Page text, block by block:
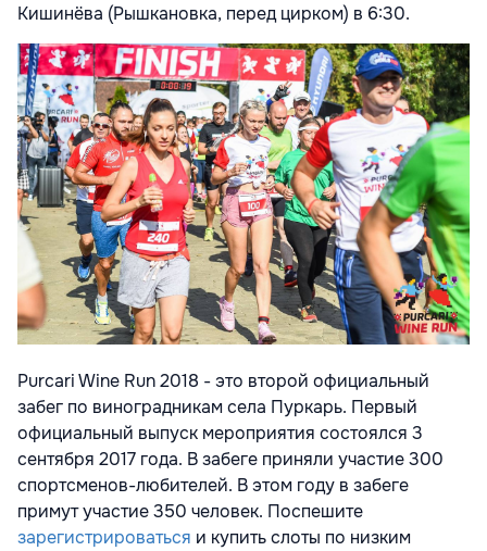
Кишинёва (Рышкановка, перед цирком) в 6:30.
Purcari Wine Run 2018 - это второй официальный
забег по виноградникам села Пуркарь. Первый
официальный выпуск мероприятия состоялся 3
сентября 2017 года. В забеге приняли участие 300
спортсменов-любителей. В этом году в забеге
примут участие 350 человек. Поспешите
зарегистрироваться и купить слоты по низким